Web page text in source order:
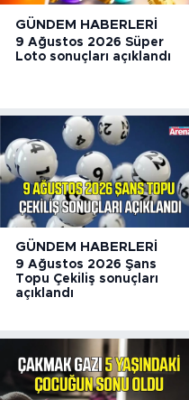
GÜNDEM HABERLERI
9 Ağustos 2026 Süper
Loto sonuçları açıklandı
GÜNDEM HABERLERI
9 Ağustos 2026 Şans
Topu Çekiliş sonuçları
açıklandı